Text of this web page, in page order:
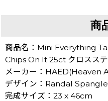
商
商品名：Mini Everything
Chips On It 25ct クロスス
メーカー：HAED(Heaven
デザイン：Randal
完成サイズ：23 x 46cm